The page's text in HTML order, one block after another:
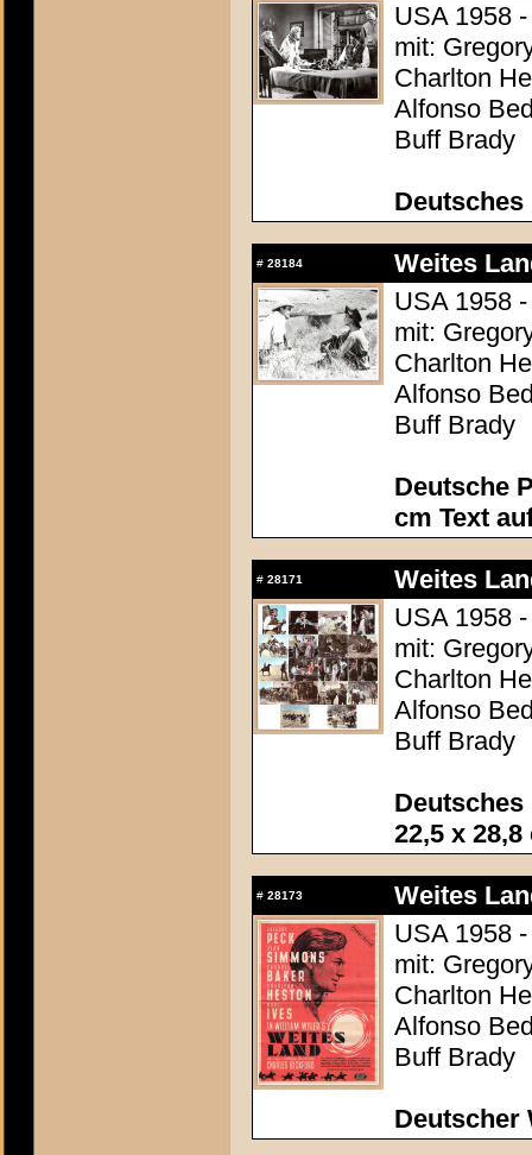
USA 1958
mit:
Charlton
Alfonso
Buff Brady
# 28184
Weites
USA 1958
mit:
Charlton
Alfonso
Buff Brady
Deutsche
cm Text
# 28171
Weites
USA 1958
mit:
Charlton
Alfonso
Buff Brady
22,5 x 28,8
# 28173
Weites
USA 1958
mit:
Charlton
Alfonso
Buff Brady
Deutscher